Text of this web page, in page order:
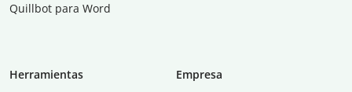
Quillbot para Word
Herramientas
Empresa